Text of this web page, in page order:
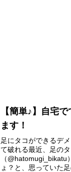
【簡単♪】自宅
ます！
足にタコができるデ
て破れる最近、足の
（
ょ？と、思っていた